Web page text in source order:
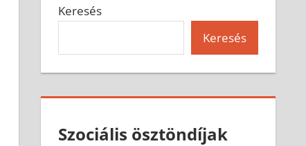
Keresés
Keresés
Szociális ösztöndíjak